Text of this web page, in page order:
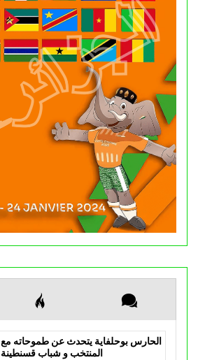
الحارس بوحلفاية يتحدث عن طموحاته مع
المنتخب و شباب قسنطينة